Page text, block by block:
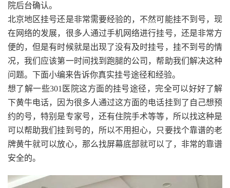
院后台确认。
北京地区挂号还是非常需要经验的，不然可能挂不到号，现
在网络的发展，很多人通过手机网络进行挂号，还是非常方
便的，但是有时候就是出现了没有及时挂号，挂不到号的情
况，我们应该第一时间找到跑腿的公司，帮助我们解决这种
问题。下面小编来告诉你真实挂号途径和经验。
想了解一些301医院这方面的挂号途径，完全可以好好了解
下黄牛电话，因为很多人通过这方面的电话挂到了自己想预
约的号，特别是专家号，还有住院手术等等，所以找这种是
可以帮助我们挂到号的，所以不用担心，只要找个靠谱的老
牌黄牛就可以放心，那么找屏幕底部就可以了，非常的靠谱
安全的。